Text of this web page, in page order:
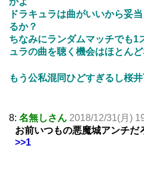
ドラキュラは曲がいいから妥
るか？
ちなみにランダムマッチでも1
ュラの曲を聴く機会はほとん
もう公私混同ひどすぎるし桜
8: 名無しさん 2018/12/31(月)
お前いつもの悪魔城アンチだ
>>1